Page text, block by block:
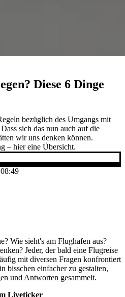
Diese 6 Dinge
bezüglich des Umgangs mit
sich das nun auch auf die
wir uns denken können.
– hier eine Übersicht.
Wie sieht's am Flughafen aus?
Jeder, der bald eine Flugreise
mit diversen Fragen konfrontiert
bisschen einfacher zu gestalten,
und Antworten gesammelt.
Liveticker